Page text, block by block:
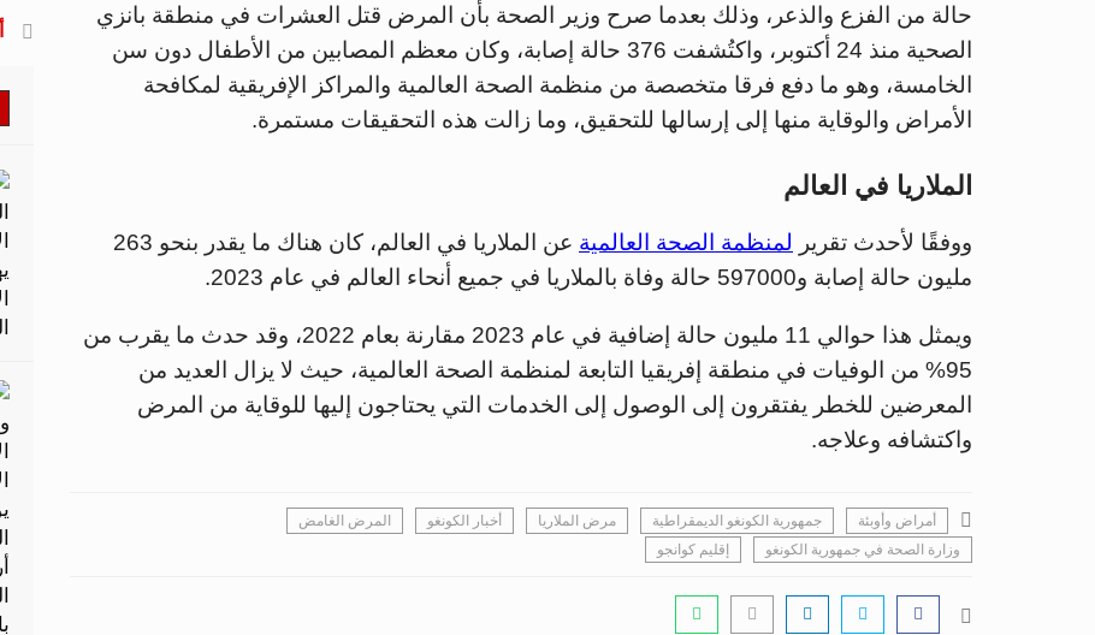
حالة من الفزع والذعر، وذلك بعدما صرح وزير الصحة بأن المرض قتل العشرات في منطقة بانزي
الصحية منذ 24 أكتوبر، واكتُشفت 376 حالة إصابة، وكان معظم المصابين من الأطفال دون سن
الخامسة، وهو ما دفع فرقا متخصصة من منظمة الصحة العالمية والمراكز الإفريقية لمكافحة
الأمراض والوقاية منها إلى إرسالها للتحقيق، وما زالت هذه التحقيقات مستمرة.
الملاريا في العالم
ووفقًا لأحدث تقرير لمنظمة الصحة العالمية
عن الملاريا في العالم، كان هناك ما يقدر بنحو 263
مليون حالة إصابة و597000 حالة وفاة بالملاريا في جميع أنحاء العالم في عام 2023.
ويمثل هذا حوالي 11 مليون حالة إضافية في عام 2023 مقارنة بعام 2022، وقد حدث ما يقرب من
95% من الوفيات في منطقة إفريقيا التابعة لمنظمة الصحة العالمية، حيث لا يزال العديد من
المعرضين للخطر يفتقرون إلى الوصول إلى الخدمات التي يحتاجون إليها للوقاية من المرض
واكتشافه وعلاجه.
أمراض وأوبئة جمهورية الكونغو الديمقراطية مرض الملاريا أخبار الكونغو
المرض الغامض
وزارة الصحة في جمهورية الكونغو
إقليم كوانجو